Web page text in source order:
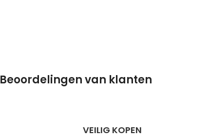
Beoordelingen van klanten
VEILIG KOPEN